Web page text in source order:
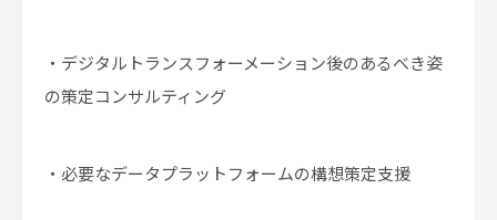
・デジタルトランスフォーメーション後のあるべき姿
の策定コンサルティング
・必要なデータプラットフォームの構想策定支援